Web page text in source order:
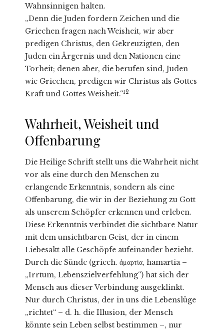
Wahnsinnigen halten.
„Denn die Juden fordern Zeichen und die
Griechen fragen nach Weisheit, wir aber
predigen Christus, den Gekreuzigten, den
Juden ein Ärgernis und den Nationen eine
Torheit; denen aber, die berufen sind, Juden
wie Griechen, predigen wir Christus als Gottes
Kraft und Gottes Weisheit.“12
Wahrheit, Weisheit und
Offenbarung
Die Heilige Schrift stellt uns die Wahrheit nicht
vor als eine durch den Menschen zu
erlangende Erkenntnis, sondern als eine
Offenbarung, die wir in der Beziehung zu Gott
als unserem Schöpfer erkennen und erleben.
Diese Erkenntnis verbindet die sichtbare Natur
mit dem unsichtbaren Geist, der in einem
Liebesakt alle Geschöpfe aufeinander bezieht.
Durch die Sünde (griech. ἁμαρτία, hamartia –
„Irrtum, Lebenszielverfehlung“) hat sich der
Mensch aus dieser Verbindung ausgeklinkt.
Nur durch Christus, der in uns die Lebenslüge
„richtet“ – d. h. die Illusion, der Mensch
könnte sein Leben selbst bestimmen –, nur